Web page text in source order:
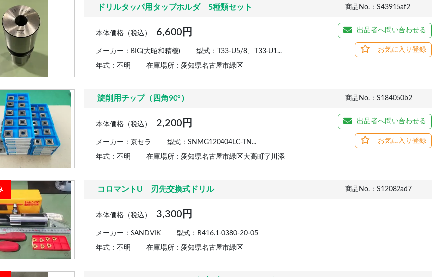
ドリルタッパ用タップホルダ 5種類セット 商品No.：S43915af2
本体価格（税込） 6,600円
メーカー：BIG(大昭和精機) 型式：T33-U5/8、T33-U1...
年式：不明 在庫場所：愛知県名古屋市緑区
出品者へ問い合わせる
お気に入り登録
旋削用チップ（四角90°） 商品No.：S184050b2
本体価格（税込） 2,200円
メーカー：京セラ 型式：SNMG120404LC-TN...
年式：不明 在庫場所：愛知県名古屋市緑区大高町字川添
出品者へ問い合わせる
お気に入り登録
コロマントU 刃先交換式ドリル 商品No.：S12082ad7
本体価格（税込） 3,300円
メーカー：SANDVIK 型式：R416.1-0380-20-05
年式：不明 在庫場所：愛知県名古屋市緑区